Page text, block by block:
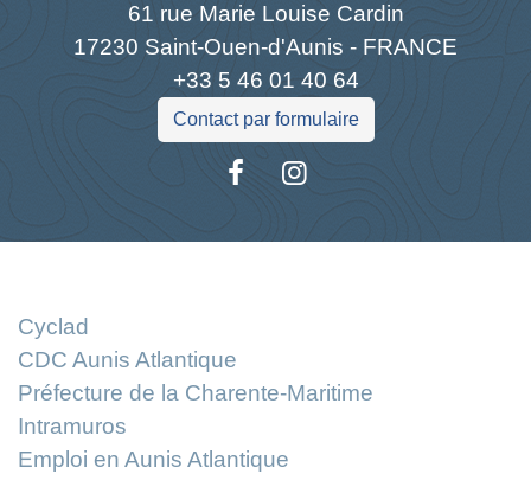
61 rue Marie Louise Cardin
17230 Saint-Ouen-d'Aunis - FRANCE
+33 5 46 01 40 64
Contact par formulaire
Cyclad
CDC Aunis Atlantique
Préfecture de la Charente-Maritime
Intramuros
Emploi en Aunis Atlantique